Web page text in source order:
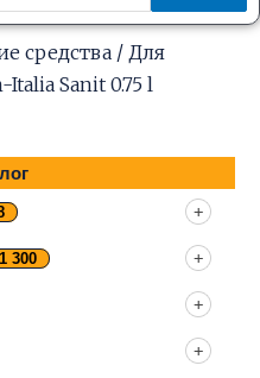
средства / Для
Sanit 0.75 l
1 300